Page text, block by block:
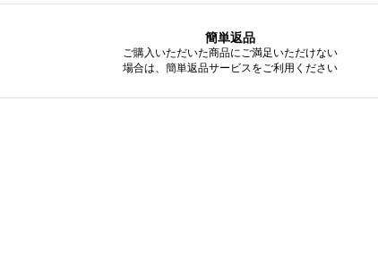
簡単返品
ご購入いただいた商品にご満足いただけない
場合は、簡単返品サービスをご利用ください